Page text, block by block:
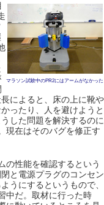
マラソン試験中のPR2にはアームがなかった
によると、床の上に靴や
ったり、人を避けようと
した問題を解決するのに
現在はそのバグを修正す
性能を確認するという
と電源プラグのコンセン
うにするというもので、
中だ。取材に行った時